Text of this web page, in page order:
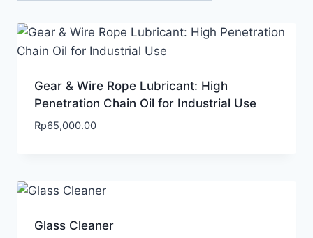
Gear & Wire Rope Lubricant: High
Penetration Chain Oil for Industrial Use
Rp65,000.00
Glass Cleaner